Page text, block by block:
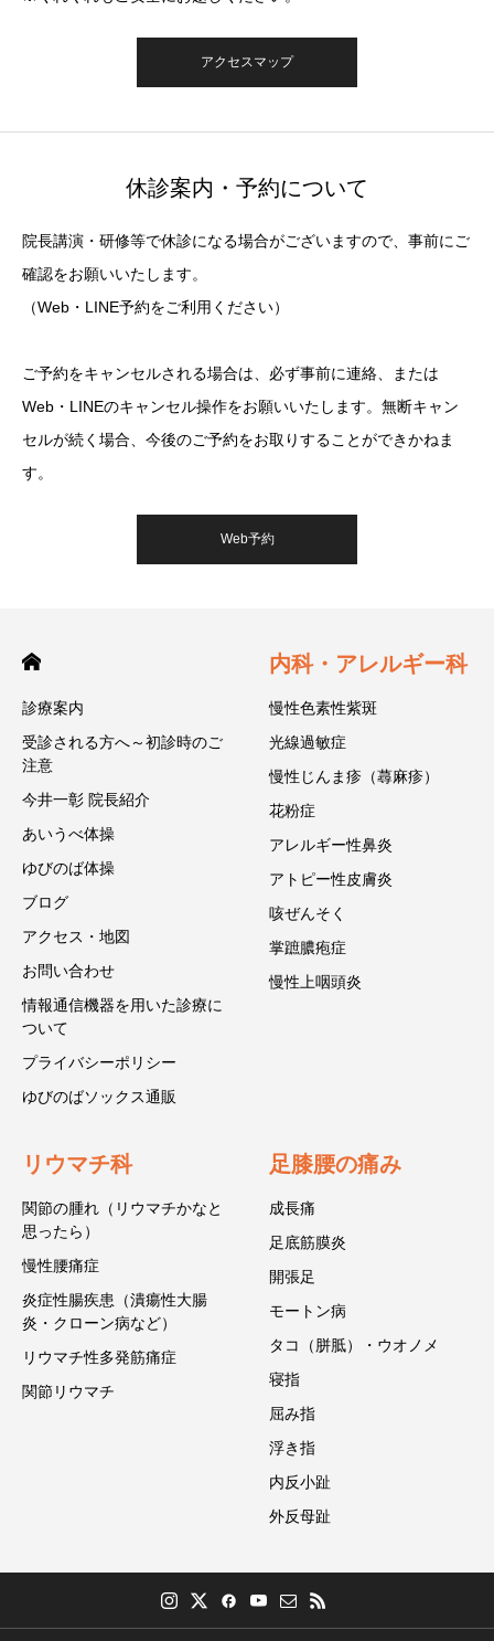
アクセスマップ
休診案内・予約について
院長講演・研修等で休診になる場合がございますので、事前にご
確認をお願いいたします。
（Web・LINE予約をご利用ください）
ご予約をキャンセルされる場合は、必ず事前に連絡、または
Web・LINEのキャンセル操作をお願いいたします。無断キャン
セルが続く場合、今後のご予約をお取りすることができかねま
す。
Web予約
診療案内
受診される方へ～初診時のご
注意
今井一彰 院長紹介
あいうべ体操
ゆびのば体操
ブログ
アクセス・地図
お問い合わせ
情報通信機器を用いた診療に
ついて
プライバシーポリシー
ゆびのばソックス通販
内科・アレルギー科
慢性色素性紫斑
光線過敏症
慢性じんま疹（蕁麻疹）
花粉症
アレルギー性鼻炎
アトピー性皮膚炎
咳ぜんそく
掌蹠膿疱症
慢性上咽頭炎
リウマチ科
関節の腫れ（リウマチかなと
思ったら）
慢性腰痛症
炎症性腸疾患（潰瘍性大腸
炎・クローン病など）
リウマチ性多発筋痛症
関節リウマチ
足膝腰の痛み
成長痛
足底筋膜炎
開張足
モートン病
タコ（胼胝）・ウオノメ
寝指
屈み指
浮き指
内反小趾
外反母趾